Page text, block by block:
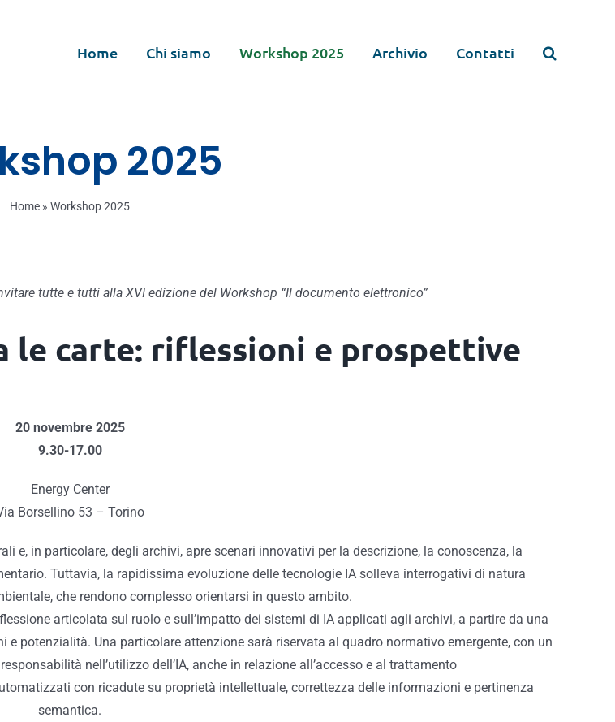
Home Chi siamo Workshop 2025 Archivio Contatti
2025
Home » Workshop 2025
tutte e tutti alla XVI edizione del Workshop “Il documento elettronico”
carte: riflessioni e prospettive
20 novembre 2025
9.30-17.00
Energy Center
Borsellino 53 – Torino
e, in particolare, degli archivi, apre scenari innovativi per la descrizione, la conoscenza, la
Tuttavia, la rapidissima evoluzione delle tecnologie IA solleva interrogativi di natura
che rendono complesso orientarsi in questo ambito.
articolata sul ruolo e sull’impatto dei sistemi di IA applicati agli archivi, a partire da una
potenzialità. Una particolare attenzione sarà riservata al quadro normativo emergente, con un
nell’utilizzo dell’IA, anche in relazione all’accesso e al trattamento
con ricadute su proprietà intellettuale, correttezza delle informazioni e pertinenza
semantica.